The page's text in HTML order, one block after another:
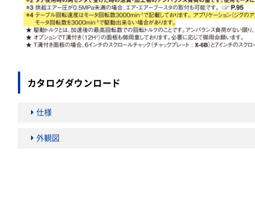
カタログダウンロード
仕様
外観図